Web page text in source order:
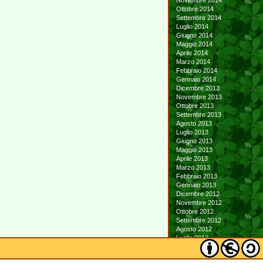
Ottobre 2014
Settembre 2014
Luglio 2014
Giugno 2014
Maggio 2014
Aprile 2014
Marzo 2014
Febbraio 2014
Gennaio 2014
Dicembre 2013
Novembre 2013
Ottobre 2013
Settembre 2013
Agosto 2013
Luglio 2013
Giugno 2013
Maggio 2013
Aprile 2013
Marzo 2013
Febbraio 2013
Gennaio 2013
Dicembre 2012
Novembre 2012
Ottobre 2012
Settembre 2012
Agosto 2012
Luglio 2012
Giugno 2012
Maggio 2012